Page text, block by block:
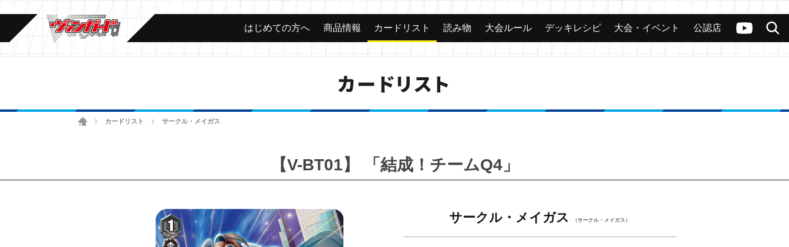
ヴァンガードch
検索
カード 大会 公認店舗 その他
はじめての方へ 商品情報 カードリスト 読み物 大会ルール デッキレシピ 大会・イベント 公認店
カードリスト
ホームカードリスト サークル・メイガス
【V-BT01】 「結成！チームQ4」
サークル・メイガス （サークル・メイガス）